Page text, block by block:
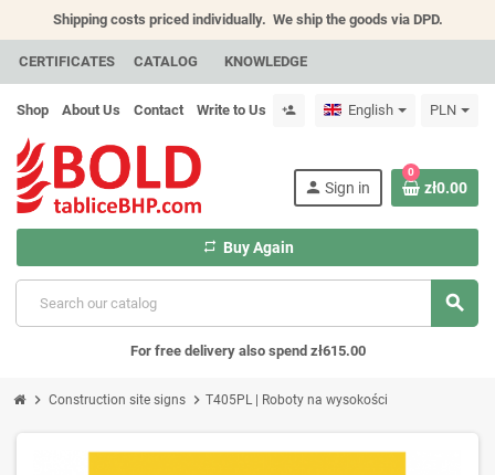
Shipping costs priced individually. We ship the goods via DPD.
CERTIFICATES CATALOG KNOWLEDGE
Shop About Us Contact Write to Us person_add English PLN
search
person Sign in
repeat Buy Again
0
zł0.00
For free delivery also spend zł615.00
chevron_right Construction site signs chevron_right T405PL | Roboty na wysokości